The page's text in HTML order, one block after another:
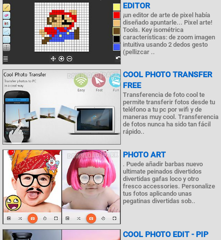
EDITOR
¡un editor de arte de pixel había
diseñado apuntarle... Pixel arte!
Tools. Key isométrica
características: de zoom imagen
intuitiva usando 2 dedos gesto
(pellizcar ..
COOL PHOTO TRANSFER
FREE
Transferencia de foto cool te
permite transferir fotos desde tu
teléfono a tu pc por wifi y de
maneras muy cool. Transferencia
de fotos nunca ha sido tan fácil
rápido..
PHOTO ART
. Puede añadir barbas nuevo
ultimate peinados divertidos
divertidas gafas loco y otro
fresco accessories. Personalize
tus fotos aplicando unas
pegatinas divertidas sob..
COOL PHOTO EDIT - PIP